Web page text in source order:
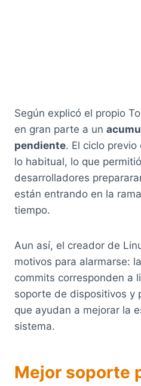
Según explicó el propio
en gran parte a un
pendiente. El ciclo
lo habitual, lo que
desarrolladores
están entrando en la
tiempo.
Aun así, el creador de
motivos para alarmarse:
commits corresponden a
soporte de dispositivos y
que ayudan a mejorar la
sistema.
Mejor soporte